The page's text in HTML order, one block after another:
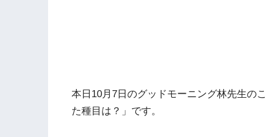
本日10月7日のグッドモーニング林先生の
た種目は？」です。